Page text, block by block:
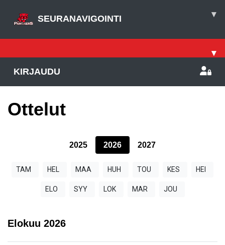
SEURANAVIGOINTI ▾
▾
KIRJAUDU
Ottelut
2025 2026 2027
TAM HEL MAA HUH TOU KES HEI
ELO SYY LOK MAR JOU
Elokuu 2026